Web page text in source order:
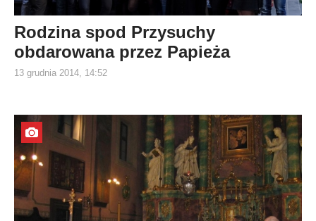
Rodzina spod Przysuchy
obdarowana przez Papieża
13 grudnia 2014, 14:52